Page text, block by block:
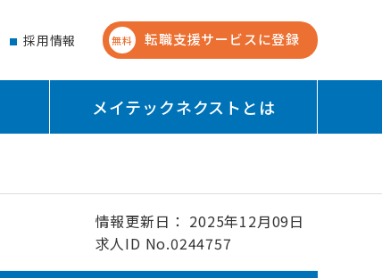
採用情報 無料 転職支援サービスに登録
メイテックネクストとは
情報更新日： 2025年12月09日
求人ID No.0244757